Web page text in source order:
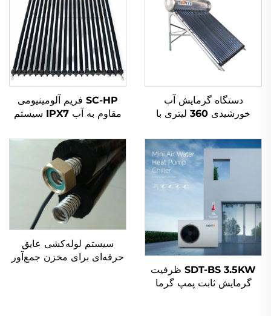
دستگاه گرمایش آب
خورشیدی 360 لیتری با
مکزیک، برزیل، اسپانیا، ایتالیا
SC-HP فریم آلومینیومی
مقاوم به آب IPX7 سیستم
لوله خلاء جمع‌کننده انرژی
خورشیدی و عایق راک ول
SDT-BS 3.5KW ظرفیت
گرمایش ثابت پمپ گرما
سیستم لوله‌کشی عایق
حرفه‌ای برای مخزن جمع‌آور